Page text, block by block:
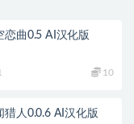
恋曲0.5 AI汉化版
10
猎人0.0.6 AI汉化版